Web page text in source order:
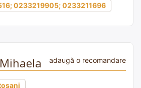
0233219905; 0233211696
adaugă o recomandare